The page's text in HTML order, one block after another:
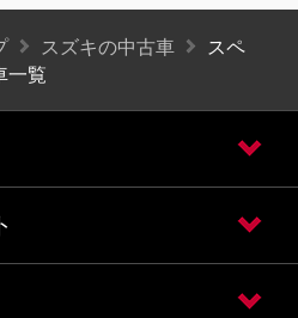
スズキの中古車
スペ
一覧